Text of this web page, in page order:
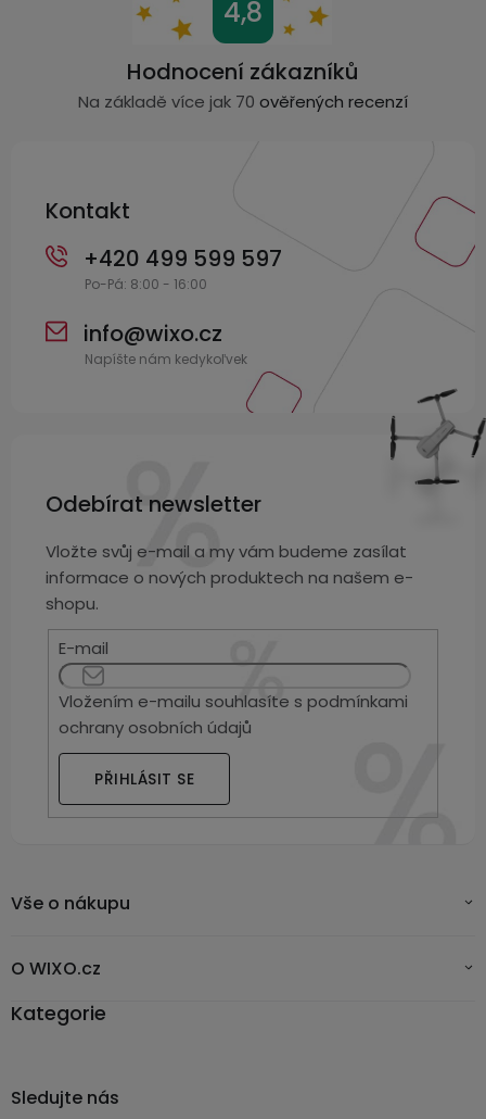
4,8
Hodnocení zákazníků
Na základě více jak 70 ověřených recenzí
Kontakt
info@wixo.cz
+420 499 599 597
Odebírat newsletter
Vložte svůj e-mail a my vám budeme zasílat
informace o nových produktech na našem e-
shopu.
E-mail
Vložením e-mailu souhlasíte spodmínkami
ochrany osobních údajů
PŘIHLÁSIT SE
Vše o nákupu
O WIXO.cz
Kategorie
Sledujte nás